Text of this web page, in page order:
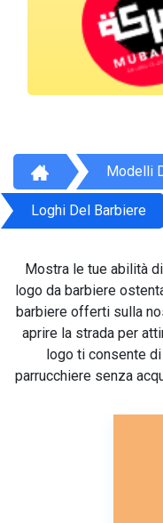
Modelli
Loghi Del Barbiere
Mostra le tue abilità
logo da barbiere
barbiere offerti sulla
aprire la strada per
logo ti consente
parrucchiere senza